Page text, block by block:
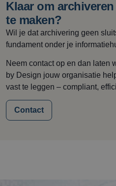
Klaar om
te maken?
Wil je dat archivering geen
fundament onder je
Neem contact op en dan laten
by Design jouw organisatie
vast te leggen – compliant,
Contact